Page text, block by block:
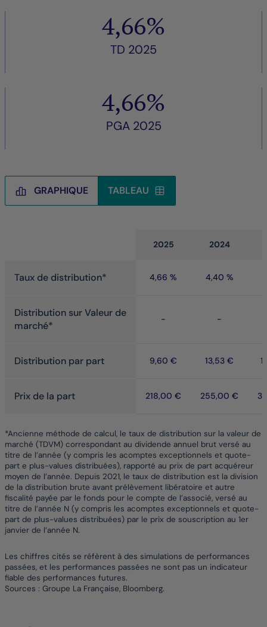
4,66%
TD 2025
4,66%
PGA 2025
GRAPHIQUE TABLEAU
2025 2024
Taux de distribution* 4,66 % 4,40 %
Distribution sur Valeur de
marché*
- -
Distribution par part 9,60 € 13,53 €
Prix de la part 218,00 € 255,00 €
*Ancienne méthode de calcul, le taux de distribution sur la valeur de
marché (TDVM) correspondant au dividende annuel brut versé au
titre de l’année (y compris les acomptes exceptionnels et quote-
part e plus-values distribuées), rapporté au prix de part acquéreur
moyen de l’année. Depuis 2021, le taux de distribution est la division
de la distribution brute avant prélèvement libératoire et autre
fiscalité payée par le fonds pour le compte de l’associé, versé au
titre de l’année N (y compris les acomptes exceptionnels et quote-
part de plus-values distribuées) par le prix de souscription au 1er
janvier de l’année N.
Les chiffres cités se réfèrent à des simulations de performances
passées, et les performances passées ne sont pas un indicateur
fiable des performances futures.
Sources : Groupe La Française, Bloomberg.